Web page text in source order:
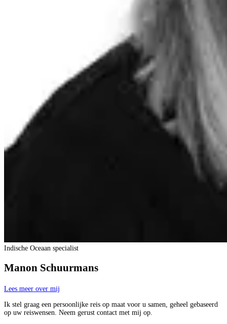
Indische Oceaan specialist
Manon Schuurmans
Lees meer over mij
Ik stel graag een persoonlijke reis op maat voor u samen, geheel gebaseerd
op uw reiswensen. Neem gerust contact met mij op.